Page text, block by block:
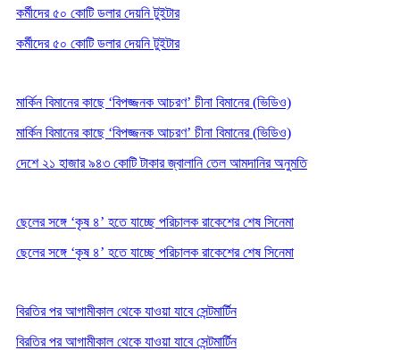
কর্মীদের ৫০ কোটি ডলার দেয়নি টুইটার
কর্মীদের ৫০ কোটি ডলার দেয়নি টুইটার
মার্কিন বিমানের কাছে ‘বিপজ্জনক আচরণ’ চীনা বিমানের (ভিডিও)
মার্কিন বিমানের কাছে ‘বিপজ্জনক আচরণ’ চীনা বিমানের (ভিডিও)
দেশে ২১ হাজার ৯৪৩ কোটি টাকার জ্বালানি তেল আমদানির অনুমতি
ছেলের সঙ্গে ‘কৃষ ৪’ হতে যাচ্ছে পরিচালক রাকেশের শেষ সিনেমা
ছেলের সঙ্গে ‘কৃষ ৪’ হতে যাচ্ছে পরিচালক রাকেশের শেষ সিনেমা
বিরতির পর আগামীকাল থেকে যাওয়া যাবে সেন্টমার্টিন
বিরতির পর আগামীকাল থেকে যাওয়া যাবে সেন্টমার্টিন